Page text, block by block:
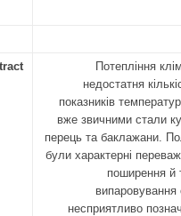
Потепління
недостатня
показників
вже звичними стали
перець та баклажани.
були характерні
поширення й
випаровування
несприятливо